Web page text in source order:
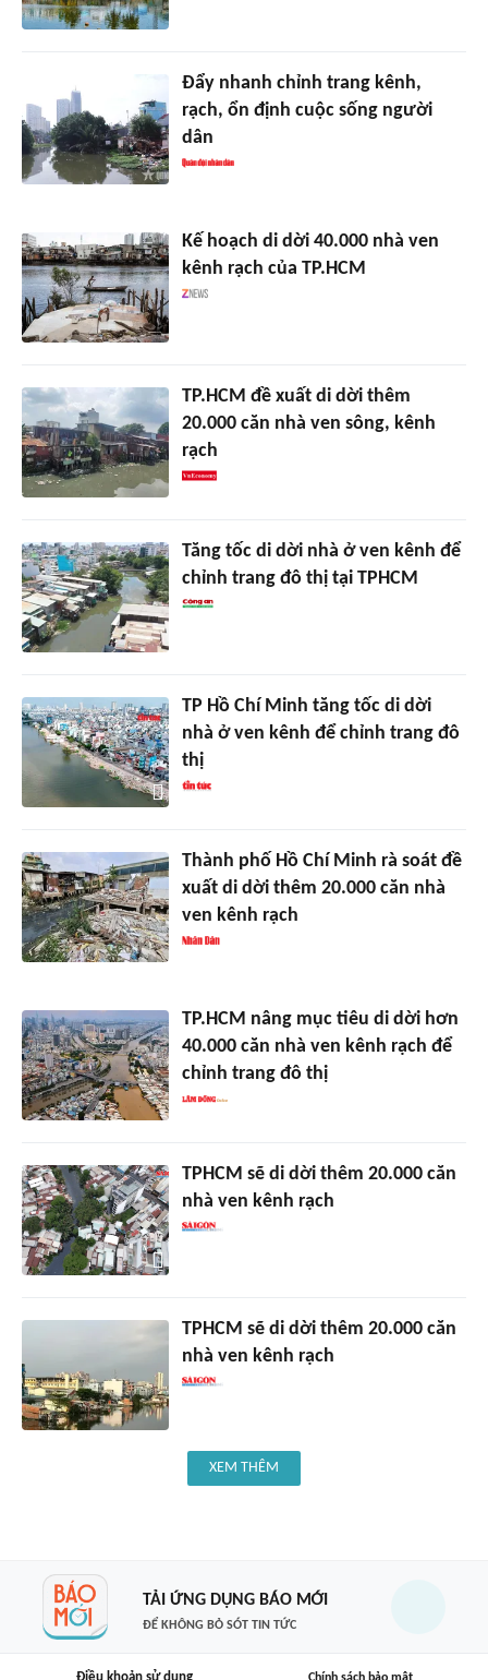
Đẩy nhanh chỉnh trang kênh,
rạch, ổn định cuộc sống người
dân
Kế hoạch di dời 40.000 nhà ven
kênh rạch của TP.HCM
TP.HCM đề xuất di dời thêm
20.000 căn nhà ven sông, kênh
rạch
Tăng tốc di dời nhà ở ven kênh để
chỉnh trang đô thị tại TPHCM
TP Hồ Chí Minh tăng tốc di dời
nhà ở ven kênh để chỉnh trang đô
thị
Thành phố Hồ Chí Minh rà soát đề
xuất di dời thêm 20.000 căn nhà
ven kênh rạch
TP.HCM nâng mục tiêu di dời hơn
40.000 căn nhà ven kênh rạch để
chỉnh trang đô thị
TPHCM sẽ di dời thêm 20.000 căn
nhà ven kênh rạch
TPHCM sẽ di dời thêm 20.000 căn
nhà ven kênh rạch
XEM THÊM
TẢI ỨNG DỤNG BÁO MỚI
ĐỂ KHÔNG BỎ SÓT TIN TỨC